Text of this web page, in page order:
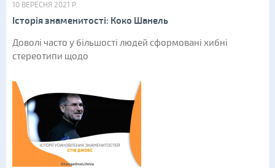
10 ВЕРЕСНЯ 2021 Р.
Історія знаменитості: Коко Шанель
Доволі часто у більшості людей сформовані хибні
стереотипи щодо